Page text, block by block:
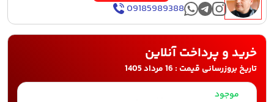
09185989388
خرید و پرداخت آنلاین
تاریخ بروزرسانی قیمت : 16 مرداد 1405
موجود